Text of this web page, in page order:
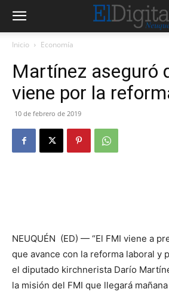
Inicio Economía
Martínez aseguró
viene por la
10 de febrero de 2019
NEUQUÉN (ED) — “El FMI viene a
que avance con la reforma laboral y
el diputado kirchnerista Darío
la misión del FMI que llegará